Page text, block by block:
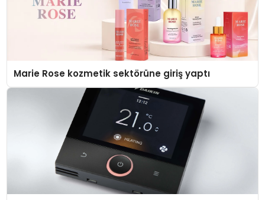
Marie Rose kozmetik sektörüne giriş yaptı